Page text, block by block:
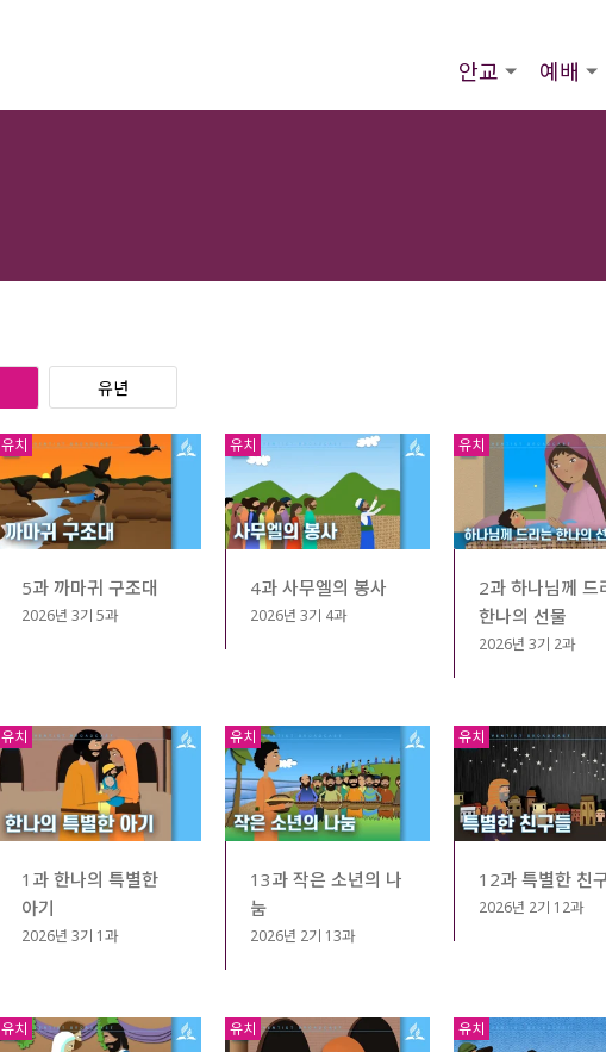
안교 예배
유년
유치
5과 까마귀 구조대
2026년 3기 5과
유치
4과 사무엘의 봉사
2026년 3기 4과
유치
2과 하나님께 드
한나의 선물
2026년 3기 2과
유치
1과 한나의 특별한
아기
2026년 3기 1과
유치
13과 작은 소년의 나
눔
2026년 2기 13과
유치
12과 특별한 친
2026년 2기 12과
유치 유치 유치